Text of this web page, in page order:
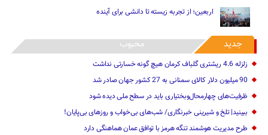
اربعین؛ از تجربه زیسته تا دانشی برای آینده
جدید محبوب
زلزله 4.6 ریشتری گلباف کرمان هیچ گونه خسارتی نداشت
90 میلیون دلار کالای سمنانی به 27 کشور جهان صادر شد
ظرفیت‌های چهارمحال‌وبختیاری باید در سطح ملی دیده شود
ببینید| تلخ و شیرینی خبرنگاری/‌ شب‌های بی‌خواب و روزهای بی‌پایان!
طرح مدیریت هوشمند تنگه هرمز با توافق عمان هماهنگی دارد